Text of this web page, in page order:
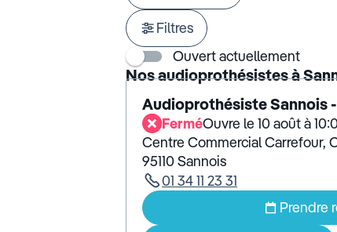
Filtres
Ouvert actuellement
Nos audioprothésistes à
Audioprothésiste Sannois
FerméOuvre le 10 août à
Centre Commercial Carrefour,
95110 Sannois
01 34 11 23 31
Prendre